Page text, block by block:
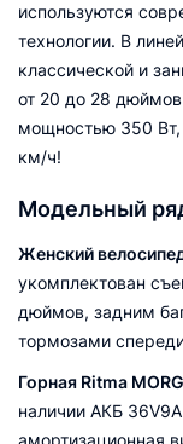
используются
технологии. В
классической и
от 20 до 28
мощностью 350 Вт,
км/ч!
Модельный
Женский
укомплектован
дюймов, задним
тормозами
Горная Ritma
наличии АКБ
амортизационная